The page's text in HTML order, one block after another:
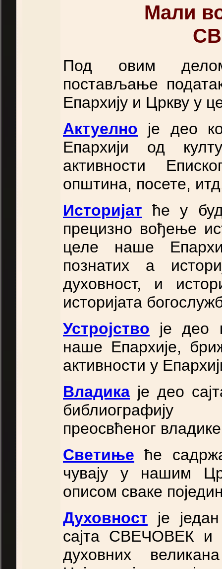
Мали
Под овим делом
постављање
Епархију и Цркву у
Актуелно је део
Епархији од
активности
општина, посете,
Историјат ће у
прецизно вођење
целе наше
познатих а
духовност, и
историјата
Устројство
је део
наше Епархије,
активности у
Владика је део
библиографију
преосвћеног
Светиње ће
чувају у нашим
описом сваке
Духовност је
сајта СВЕЧОВЕК и
духовних